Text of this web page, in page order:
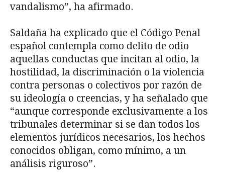
vandalismo”, ha afirmado.
Saldaña ha explicado que el Código Penal
español contempla como delito de odio
aquellas conductas que incitan al odio, la
hostilidad, la discriminación o la violencia
contra personas o colectivos por razón de
su ideología o creencias, y ha señalado que
“aunque corresponde exclusivamente a los
tribunales determinar si se dan todos los
elementos jurídicos necesarios, los hechos
conocidos obligan, como mínimo, a un
análisis riguroso”.